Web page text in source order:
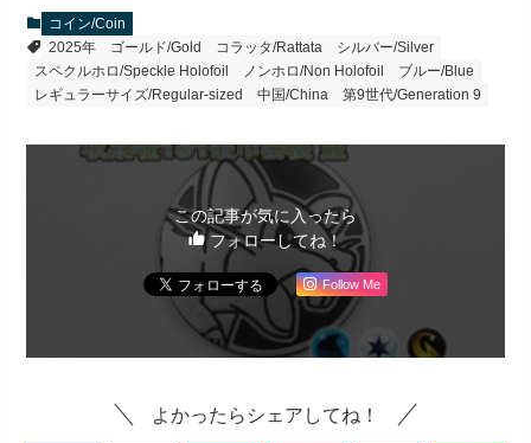
コイン/Coin
2025年
ゴールド/Gold コラッタ/Rattata
シルバー/Silver
スペクルホロ/Speckle Holofoil
ノンホロ/Non Holofoil
ブルー/Blue
レギュラーサイズ/Regular-sized
中国/China 第9世代/Generation 9
この記事が気に入ったら
フォローしてね！
Follow Me
よかったらシェアしてね！